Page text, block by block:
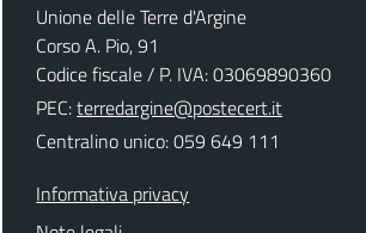
Unione delle Terre d'Argine
Corso A. Pio, 91
Codice fiscale / P. IVA: 03069890360
PEC:terredargine@postecert.it
Centralino unico: 059 649 111
Informativa privacy